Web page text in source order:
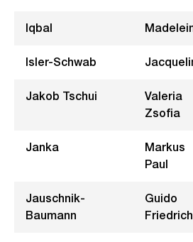
Iqbal
Isler-Schwab
Jakob Tschui
Valeria
Zsofia
Janka
Markus
Paul
Jauschnik-
Baumann
Guido
Friedrich